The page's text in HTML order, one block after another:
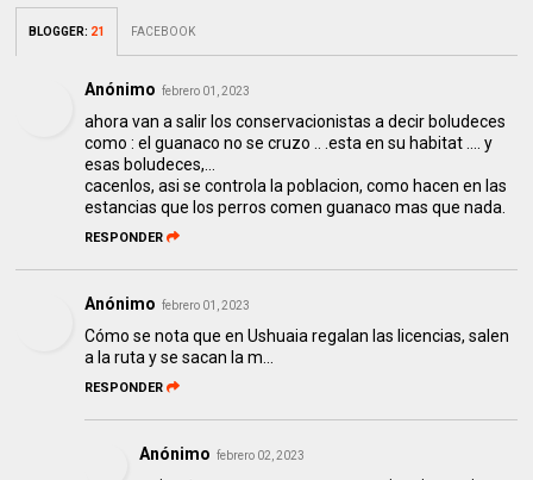
BLOGGER: 21 FACEBOOK
Anónimo febrero 01, 2023
ahora van a salir los conservacionistas a decir boludeces
como : el guanaco no se cruzo .. .esta en su habitat .... y
esas boludeces,...
cacenlos, asi se controla la poblacion, como hacen en las
estancias que los perros comen guanaco mas que nada.
RESPONDER
Anónimo febrero 01, 2023
Cómo se nota que en Ushuaia regalan las licencias, salen
a la ruta y se sacan la m...
RESPONDER
Anónimo febrero 02, 2023